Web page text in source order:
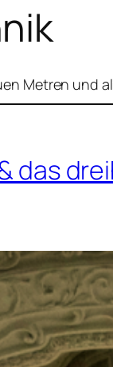
Metren und
das